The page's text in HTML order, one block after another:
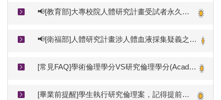
📢[教育部]大專校院人體研究計畫受試者永久單一申訴窗口(申訴專線與陳情表)
📢[衛福部]人體研究計畫涉人體血液採集疑義之說明(衛部醫字第1141666600號)。🚨應由[接受相關抽血訓練]+[具有效期間執業執照]之醫事人員為之
[常見FAQ]學術倫理學分VS研究倫理學分(Academic Ethics Credits vs. Research Ethics Credits)
[畢業前提醒]學生執行研究倫理案，記得提前完成結案審查才能順利離校